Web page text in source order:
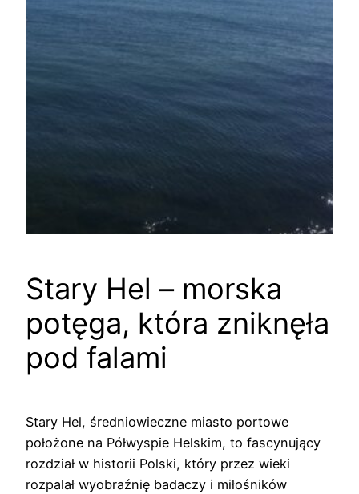
Stary Hel – morska
potęga, która zniknęła
pod falami
Stary Hel, średniowieczne miasto portowe
położone na Półwyspie Helskim, to fascynujący
rozdział w historii Polski, który przez wieki
rozpalał wyobraźnię badaczy i miłośników